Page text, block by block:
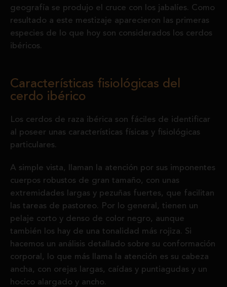
geografía se produjo el cruce con los jabalíes. Como
resultado a este mestizaje aparecieron las primeras
especies ​​de lo que hoy son considerados los cerdos
ibéricos.
Características fisiológicas del
cerdo ibérico
Los cerdos de raza ibérica son fáciles de identificar
al poseer unas características físicas y fisiológicas
particulares.
A simple vista, llaman la atención por sus imponentes
cuerpos robustos de gran tamaño, con unas
extremidades largas y pezuñas fuertes, que facilitan
las tareas de pastoreo. Por lo general, tienen un
pelaje corto y denso de color negro, aunque
también los hay de una tonalidad más rojiza. Si
hacemos un análisis detallado sobre su conformación
corporal, lo que más llama la atención es su cabeza
ancha, con orejas largas, caídas y puntiagudas y un
hocico alargado y ancho.